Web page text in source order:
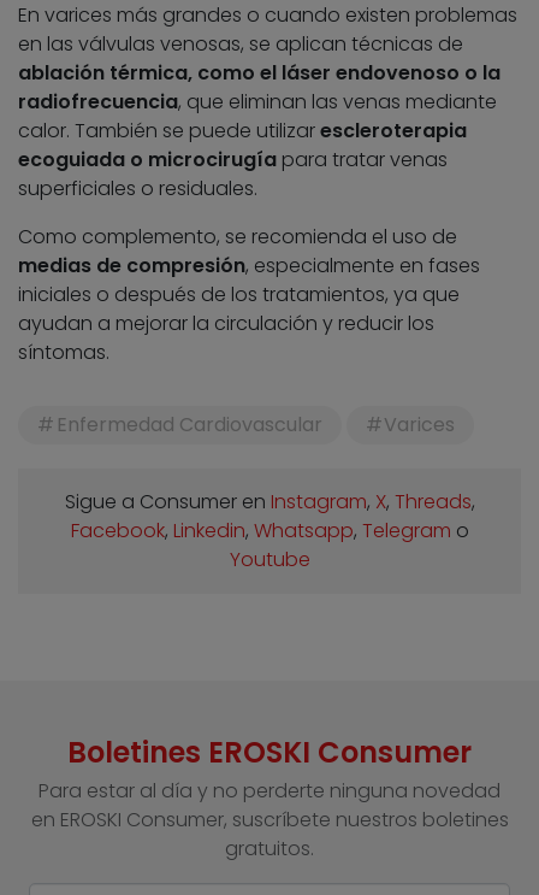
En varices más grandes o cuando existen problemas
en las válvulas venosas, se aplican técnicas de
ablación térmica, como el láser endovenoso o la
radiofrecuencia, que eliminan las venas mediante
calor. También se puede utilizarescleroterapia
ecoguiada o microcirugía para tratar venas
superficiales o residuales.
Como complemento, se recomienda el uso de
medias de compresión, especialmente en fases
iniciales o después de los tratamientos, ya que
ayudan a mejorar la circulación y reducir los
síntomas.
Enfermedad Cardiovascular Varices
Sigue a Consumer en Instagram, X, Threads,
Facebook, Linkedin, Whatsapp, Telegram o
Youtube
Boletines EROSKI Consumer
Para estar al día y no perderte ninguna novedad
en EROSKI Consumer, suscríbete nuestros boletines
gratuitos.